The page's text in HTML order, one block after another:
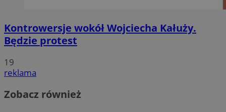
Kontrowersje wokół Wojciecha Kałuży.
Będzie protest
19
reklama
Zobacz również